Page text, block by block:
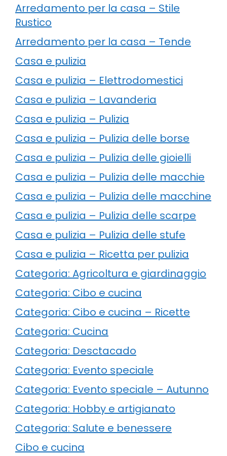
Arredamento per la casa – Stile
Rustico
Arredamento per la casa – Tende
Casa e pulizia
Casa e pulizia – Elettrodomestici
Casa e pulizia – Lavanderia
Casa e pulizia – Pulizia
Casa e pulizia – Pulizia delle borse
Casa e pulizia – Pulizia delle gioielli
Casa e pulizia – Pulizia delle macchie
Casa e pulizia – Pulizia delle macchine
Casa e pulizia – Pulizia delle scarpe
Casa e pulizia – Pulizia delle stufe
Casa e pulizia – Ricetta per pulizia
Categoria: Agricoltura e giardinaggio
Categoria: Cibo e cucina
Categoria: Cibo e cucina – Ricette
Categoria: Cucina
Categoria: Desctacado
Categoria: Evento speciale
Categoria: Evento speciale – Autunno
Categoria: Hobby e artigianato
Categoria: Salute e benessere
Cibo e cucina